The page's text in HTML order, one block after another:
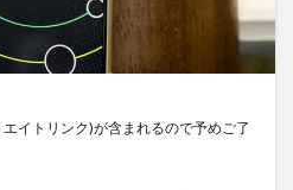
イトリンク)が含まれるので予めご了